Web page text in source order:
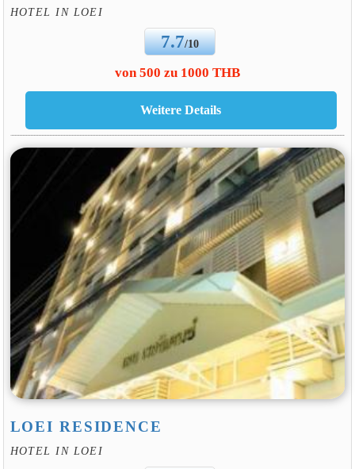
HOTEL IN LOEI
7.7/10
von 500 zu 1000 THB
LOEI RESIDENCE
HOTEL IN LOEI